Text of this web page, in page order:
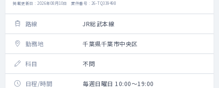
掲載更新日 : 2026年08月10日 案件番号 : 26-TQ339498
路線 JR総武本線
勤務地 千葉県千葉市中央区
科目 不問
日程/時間 毎週日曜日 10:00～19:00